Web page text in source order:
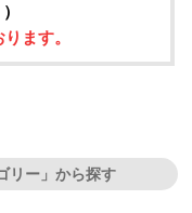
ます。
リー」から探す